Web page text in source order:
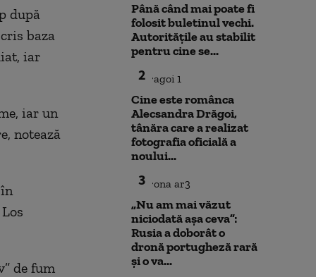
după
baza
iar
iar un
notează
de fum
Până când mai poate fi
folosit buletinul vechi.
Autoritățile au stabilit
pentru cine se...
2
Cine este românca
Alecsandra Drăgoi,
tânăra care a realizat
fotografia oficială a
noului...
3
„Nu am mai văzut
niciodată așa ceva”:
Rusia a doborât o
dronă portugheză rară
și o va...